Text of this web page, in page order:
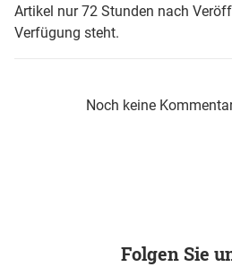
Artikel nur 72 Stunden nach
Verfügung steht.
Noch keine
Folgen Sie